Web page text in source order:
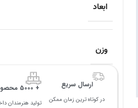
ابعاد
وزن
ارسال سریع
در کوتاه ترین زمان ممکن
+ 5000 محصول
تولید هنرمندان